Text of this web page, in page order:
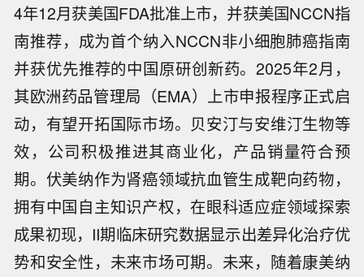
4年12月获美国FDA批准上市，并获美国NCCN指
南推荐，成为首个纳入NCCN非小细胞肺癌指南
并获优先推荐的中国原研创新药。2025年2月，
其欧洲药品管理局（EMA）上市申报程序正式启
动，有望开拓国际市场。贝安汀与安维汀生物等
效，公司积极推进其商业化，产品销量符合预
期。伏美纳作为肾癌领域抗血管生成靶向药物，
拥有中国自主知识产权，在眼科适应症领域探索
成果初现，II期临床研究数据显示出差异化治疗优
势和安全性，未来市场可期。未来，随着康美纳